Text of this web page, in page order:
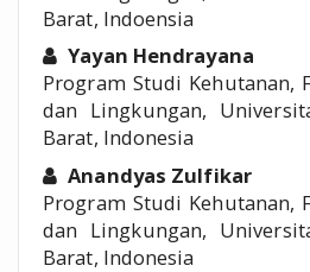
Barat, Indoensia
Yayan Hendrayana
Program Studi Kehutanan,
dan Lingkungan,
Barat, Indonesia
Anandyas Zulfikar
Program Studi Kehutanan,
dan Lingkungan,
Barat, Indonesia